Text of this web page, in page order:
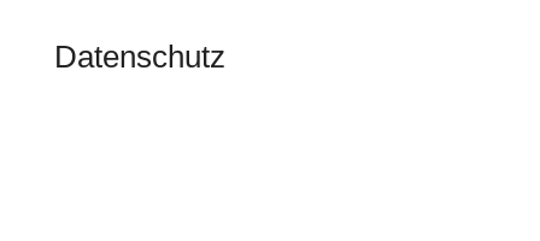
Datenschutz